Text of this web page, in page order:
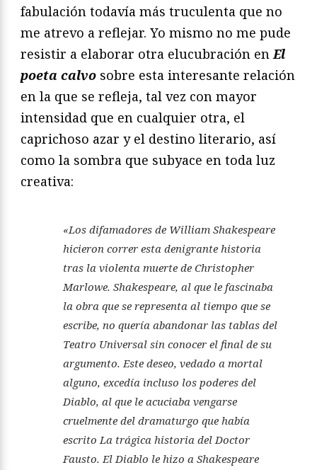
fabulación todavía más truculenta que no
me atrevo a reflejar. Yo mismo no me pude
resistir a elaborar otra elucubración enEl
poeta calvo sobre esta interesante relación
en la que se refleja, tal vez con mayor
intensidad que en cualquier otra, el
caprichoso azar y el destino literario, así
como la sombra que subyace en toda luz
creativa:
«Los difamadores de William Shakespeare
hicieron correr esta denigrante historia
tras la violenta muerte de Christopher
Marlowe. Shakespeare, al que le fascinaba
la obra que se representa al tiempo que se
escribe, no quería abandonar las tablas del
Teatro Universal sin conocer el final de su
argumento. Este deseo, vedado a mortal
alguno, excedía incluso los poderes del
Diablo, al que le acuciaba vengarse
cruelmente del dramaturgo que había
escritoLa trágica historia del Doctor
Fausto. El Diablo le hizo a Shakespeare